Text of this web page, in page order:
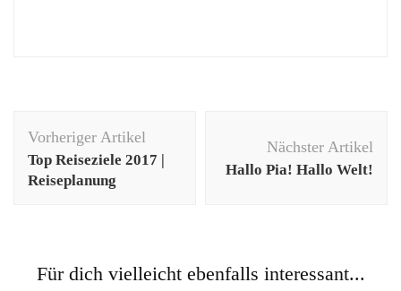
Vorheriger Artikel
Top Reiseziele 2017 |
Reiseplanung
Nächster Artikel
Hallo Pia! Hallo Welt!
Für dich vielleicht ebenfalls interessant...